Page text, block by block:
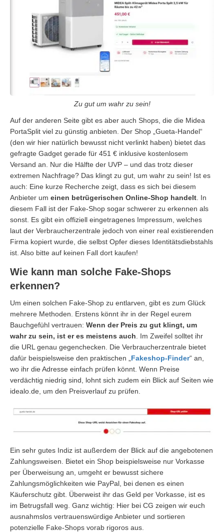
Zu gut um wahr zu sein!
Auf der anderen Seite gibt es aber auch Shops, die die Midea
PortaSplit viel zu günstig anbieten. Der Shop „Gueta-Handel“
(den wir hier natürlich bewusst nicht verlinkt haben) bietet das
gefragte Gadget gerade für 451 € inklusive kostenlosem
Versand an. Nur die Hälfte der UVP – und das trotz dieser
extremen Nachfrage? Das klingt zu gut, um wahr zu sein! Ist es
auch: Eine kurze Recherche zeigt, dass es sich bei diesem
Anbieter um einen betrügerischen Online-Shop handelt . In
diesem Fall ist der Fake-Shop sogar schwerer zu erkennen als
sonst. Es gibt ein offiziell eingetragenes Impressum, welches
laut der Verbraucherzentrale jedoch von einer real existierenden
Firma kopiert wurde, die selbst Opfer dieses Identitätsdiebstahls
ist. Also bitte auf keinen Fall dort kaufen!
Wie kann man solche Fake-Shops
erkennen?
Um einen solchen Fake-Shop zu entlarven, gibt es zum Glück
mehrere Methoden. Erstens könnt ihr in der Regel eurem
Bauchgefühl vertrauen: Wenn der Preis zu gut klingt, um
wahr zu sein, ist er es meistens auch . Im Zweifel solltet ihr
die URL genau gegenchecken. Die Verbraucherzentrale bietet
dafür beispielsweise den praktischen „ Fakeshop-Finder“ an,
wo ihr die Adresse einfach prüfen könnt. Wenn Preise
verdächtig niedrig sind, lohnt sich zudem ein Blick auf Seiten wie
idealo.de, um den Preisverlauf zu prüfen.
Ein sehr gutes Indiz ist außerdem der Blick auf die angebotenen
Zahlungsweisen. Bietet ein Shop beispielsweise nur Vorkasse
per Überweisung an, umgeht er bewusst sichere
Zahlungsmöglichkeiten wie PayPal, bei denen es einen
Käuferschutz gibt. Überweist ihr das Geld per Vorkasse, ist es
im Betrugsfall weg. Ganz wichtig: Hier bei CG zeigen wir euch
ausnahmslos vertrauenswürdige Anbieter und sortieren
potenzielle Fake-Shops vorab rigoros aus.